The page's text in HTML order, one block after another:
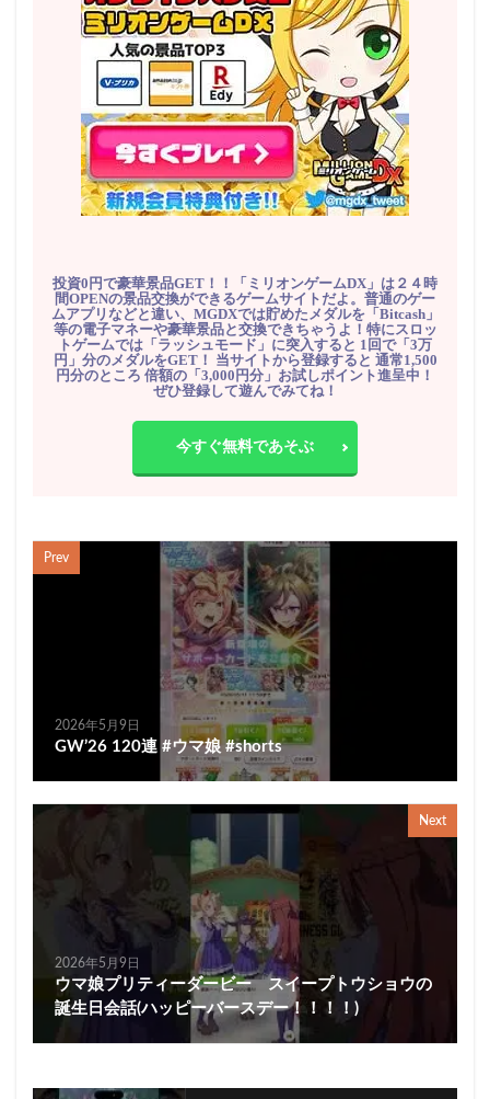
投資0円で豪華景品GET！！「ミリオンゲームDX」は２４時
間OPENの景品交換ができるゲームサイトだよ。普通のゲー
ムアプリなどと違い、MGDXでは貯めたメダルを「Bitcash」
等の電子マネーや豪華景品と交換できちゃうよ！特にスロッ
トゲームでは「ラッシュモード」に突入すると 1回で「3万
円」分のメダルをGET！ 当サイトから登録すると 通常1,500
円分のところ 倍額の「3,000円分」お試しポイント進呈中！
ぜひ登録して遊んでみてね！
今すぐ無料であそぶ
Prev
2026年5月9日
GW’26 120連 #ウマ娘 #shorts
Next
2026年5月9日
ウマ娘プリティーダービー スイープトウショウの
誕生日会話(ハッピーバースデー！！！！)